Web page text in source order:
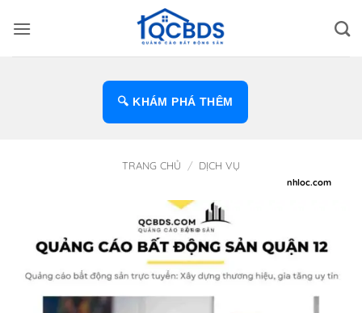
qua
🔍 KHÁM PHÁ THÊM
TRANG CHỦ / DỊCH VỤ